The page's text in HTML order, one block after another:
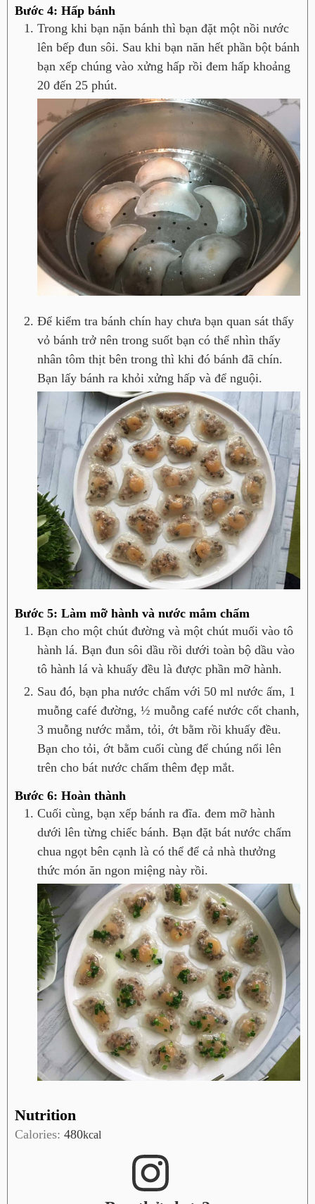
Bước 4: Hấp bánh
Trong khi bạn nặn bánh thì bạn đặt một nồi nước
lên bếp đun sôi. Sau khi bạn năn hết phần bột bánh
bạn xếp chúng vào xửng hấp rồi đem hấp khoảng
20 đến 25 phút.
Để kiểm tra bánh chín hay chưa bạn quan sát thấy
vỏ bánh trở nên trong suốt bạn có thể nhìn thấy
nhân tôm thịt bên trong thì khi đó bánh đã chín.
Bạn lấy bánh ra khỏi xửng hấp và để nguội.
Bước 5: Làm mỡ hành và nước mắm chấm
Bạn cho một chút đường và một chút muối vào tô
hành lá. Bạn đun sôi dầu rồi dưới toàn bộ dầu vào
tô hành lá và khuấy đều là được phần mỡ hành.
Sau đó, bạn pha nước chấm với 50 ml nước ấm, 1
muỗng café đường, ½ muỗng café nước cốt chanh,
3 muỗng nước mắm, tỏi, ớt bằm rồi khuấy đều.
Bạn cho tỏi, ớt bằm cuối cùng để chúng nổi lên
trên cho bát nước chấm thêm đẹp mắt.
Bước 6: Hoàn thành
Cuối cùng, bạn xếp bánh ra đĩa. đem mỡ hành
dưới lên từng chiếc bánh. Bạn đặt bát nước chấm
chua ngọt bên cạnh là có thể để cả nhà thưởng
thức món ăn ngon miệng này rồi.
Nutrition
Calories: 480kcal